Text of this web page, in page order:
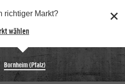
richtiger Markt?
wählen
Bornheim (Pfalz)